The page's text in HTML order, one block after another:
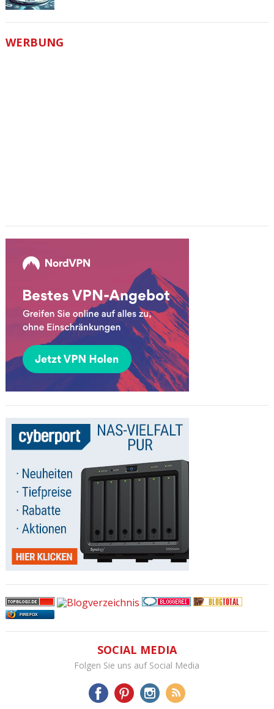
WERBUNG
FIREFOX
SOCIAL MEDIA
Folgen Sie uns auf Social Media